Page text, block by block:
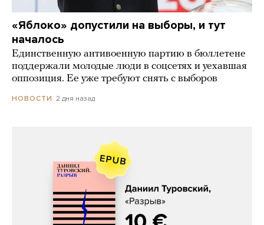
«Яблоко» допустили на выборы, и тут
началось
Единственную антивоенную партию в бюллетене
поддержали молодые люди в соцсетях и уехавшая
оппозиция. Ее уже требуют снять с выборов
НОВОСТИ 2 дня назад